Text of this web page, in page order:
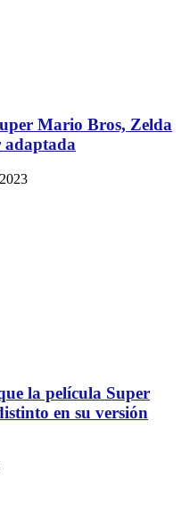
Mario Bros, Zelda
adaptada
la película Super
en su versión